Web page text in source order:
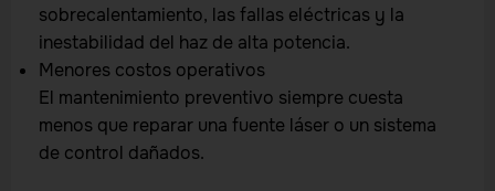
sobrecalentamiento, las fallas eléctricas y la
inestabilidad del haz de alta potencia.
Menores costos operativos
El mantenimiento preventivo siempre cuesta
menos que reparar una fuente láser o un sistema
de control dañados.